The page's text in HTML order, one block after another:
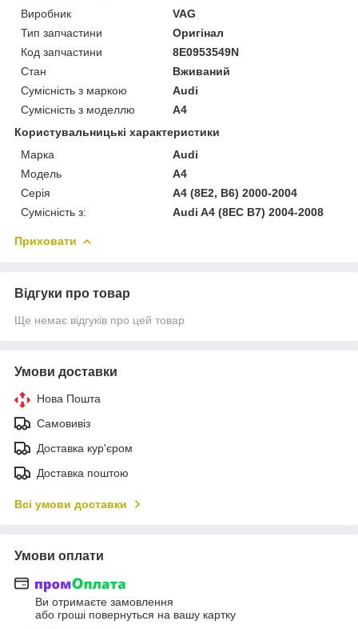
Виробник
VAG
Тип запчастини
Оригінал
Код запчастини
8E0953549N
Стан
Вживаний
Сумісність з маркою
Audi
Сумісність з моделлю
A4
Користувальницькі характеристики
Марка
Audi
Модель
A4
Серія
A4 (8E2, B6) 2000-2004
Сумісність з:
Audi A4 (8EC B7) 2004-2008
Приховати
Відгуки про товар
Ще немає відгуків про цей товар
Умови доставки
Нова Пошта
Самовивіз
Доставка кур'єром
Доставка поштою
Всі умови доставки
Умови оплати
Ви отримаєте замовлення
або гроші повернуться на вашу картку